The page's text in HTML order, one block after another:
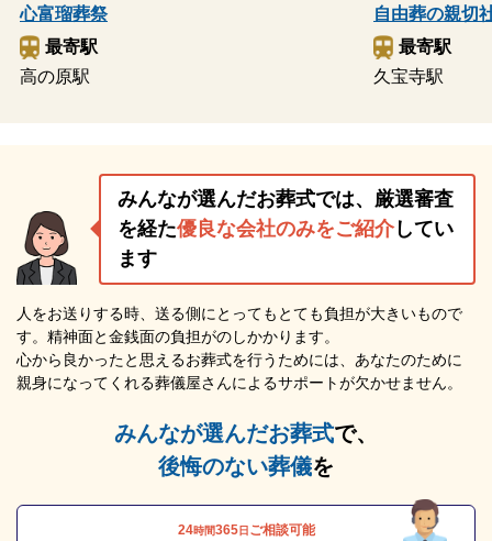
心富瑠葬祭
最寄駅
高の原駅
自由葬の親切
最寄駅
久宝寺駅
みんなが選んだお葬式では、厳選審査
を経た優良な会社のみをご紹介してい
ます
人をお送りする時、送る側にとってもとても負担が大きいもので
す。精神面と金銭面の負担がのしかかります。
心から良かったと思えるお葬式を行うためには、あなたのために
親身になってくれる葬儀屋さんによるサポートが欠かせません。
みんなが選んだお葬式で、
後悔のない葬儀を
24時間365日 ご相談可能